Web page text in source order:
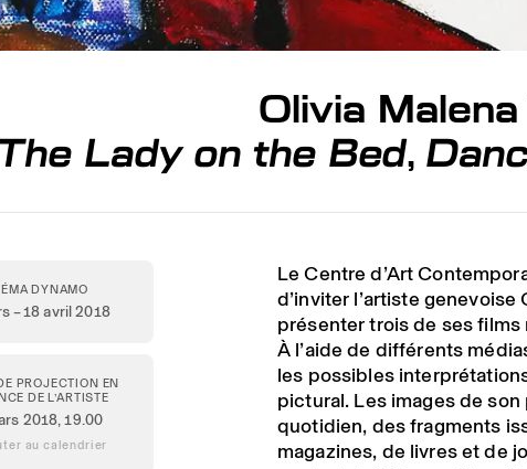
Olivia
Lady on the Bed,
DYNAMO
– 18 avril 2018
PROJECTION EN
DE L’ARTISTE
2018, 19.00
au calendrier
Le Centre d’Art
d’inviter l’artiste genevoise
présenter trois de ses
À l’aide de différents
les possibles
pictural. Les images de
quotidien, des fragments
magazines, de livres et de